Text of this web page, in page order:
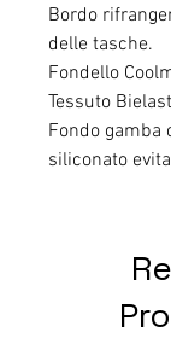
Bordo
delle tasche.
Fondello
Tessuto
Fondo gamba
siliconato